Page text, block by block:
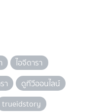
ไอจีดารา
า
ดูทีวีออนไลน์
trueidstory